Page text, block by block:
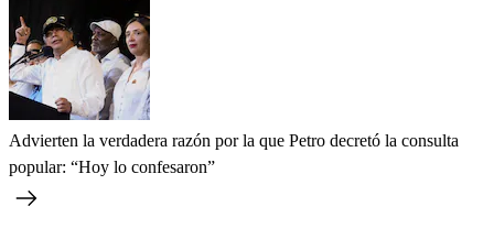
Advierten la verdadera razón por la que Petro decretó la consulta
popular: “Hoy lo confesaron”